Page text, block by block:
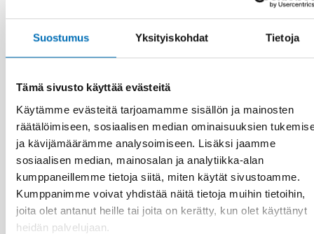
Suostumus Yksityiskohdat Tietoja
Tämä sivusto käyttää evästeitä
Käytämme evästeitä tarjoamamme sisällön ja mainosten
räätälöimiseen, sosiaalisen median ominaisuuksien
ja kävijämäärämme analysoimiseen. Lisäksi jaamme
sosiaalisen median, mainosalan ja analytiikka-alan
kumppaneillemme tietoja siitä, miten käytät sivustoamme.
Kumppanimme voivat yhdistää näitä tietoja muihin tietoihin,
joita olet antanut heille tai joita on kerätty, kun olet käyttänyt
heidän palvelujaan.